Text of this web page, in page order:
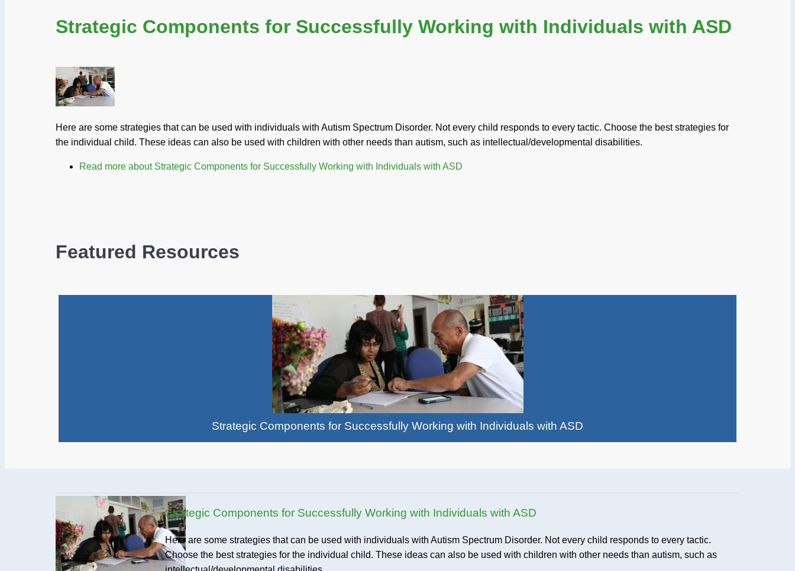
Strategic Components for Successfully Working with Individuals with ASD
Here are some strategies that can be used with individuals with Autism Spectrum Disorder. Not every child responds to every tactic. Choose the best strategies for
the individual child. These ideas can also be used with children with other needs than autism, such as intellectual/developmental disabilities.
Read more about Strategic Components for Successfully Working with Individuals with ASD
Featured Resources
Strategic Components for Successfully Working with Individuals with ASD
Strategic Components for Successfully Working with Individuals with ASD
Here are some strategies that can be used with individuals with Autism Spectrum Disorder. Not every child responds to every tactic.
Choose the best strategies for the individual child. These ideas can also be used with children with other needs than autism, such as